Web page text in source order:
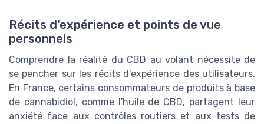
Récits d'expérience et points de vue
personnels
Comprendre la réalité du CBD au volant nécessite de
se pencher sur les récits d'expérience des utilisateurs.
En France, certains consommateurs de produits à base
de cannabidiol, comme l'huile de CBD, partagent leur
anxiété face aux contrôles routiers et aux tests de